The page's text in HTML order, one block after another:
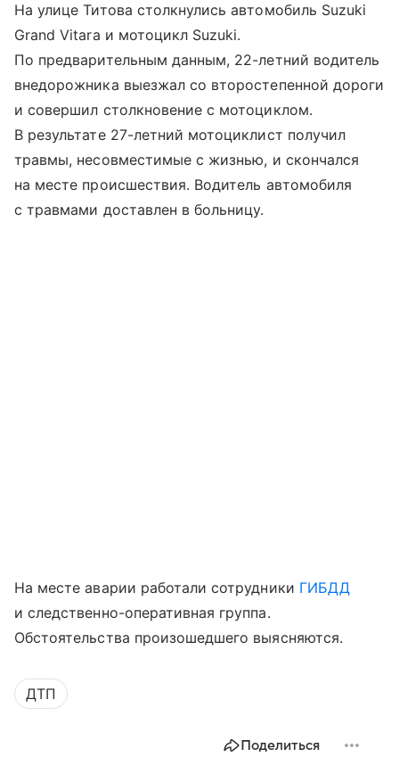
На улице Титова столкнулись автомобиль Suzuki
Grand Vitara и мотоцикл Suzuki.
По предварительным данным, 22-летний водитель
внедорожника выезжал со второстепенной дороги
и совершил столкновение с мотоциклом.
В результате 27-летний мотоциклист получил
травмы, несовместимые с жизнью, и скончался
на месте происшествия. Водитель автомобиля
с травмами доставлен в больницу.
На месте аварии работали сотрудники ГИБДД
и следственно-оперативная группа.
Обстоятельства произошедшего выясняются.
ДТП
Поделиться